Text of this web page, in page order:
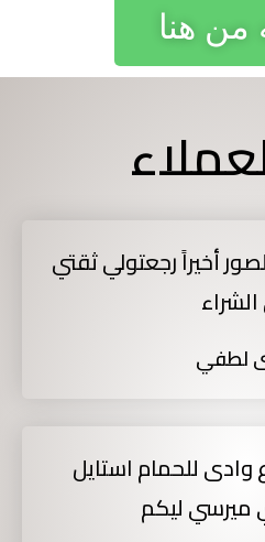
من هنا
أخيراً رجعتولي ثقتي
لطفي
وادى للحمام استايل
ميرسي ليكم